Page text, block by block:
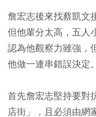
詹宏志後來找蔡凱文
但他輩分太高，五人
認為他觀察力雖強，
他做一連串錯誤決定。
首先詹宏志堅持要對
店街」，且必須由網